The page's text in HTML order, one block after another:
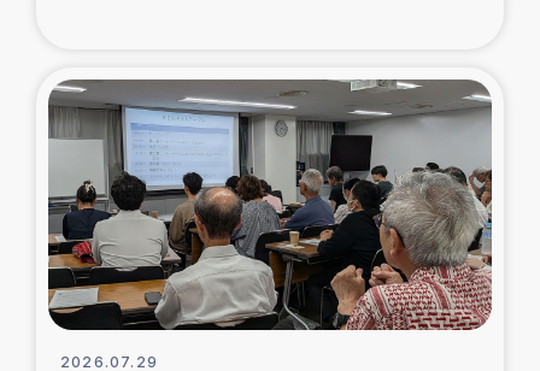
仮設住宅生活支援・農業復興支援
漁業復興支援
インターン・ボランティア日誌
経済自立支援事業
2026.07.29